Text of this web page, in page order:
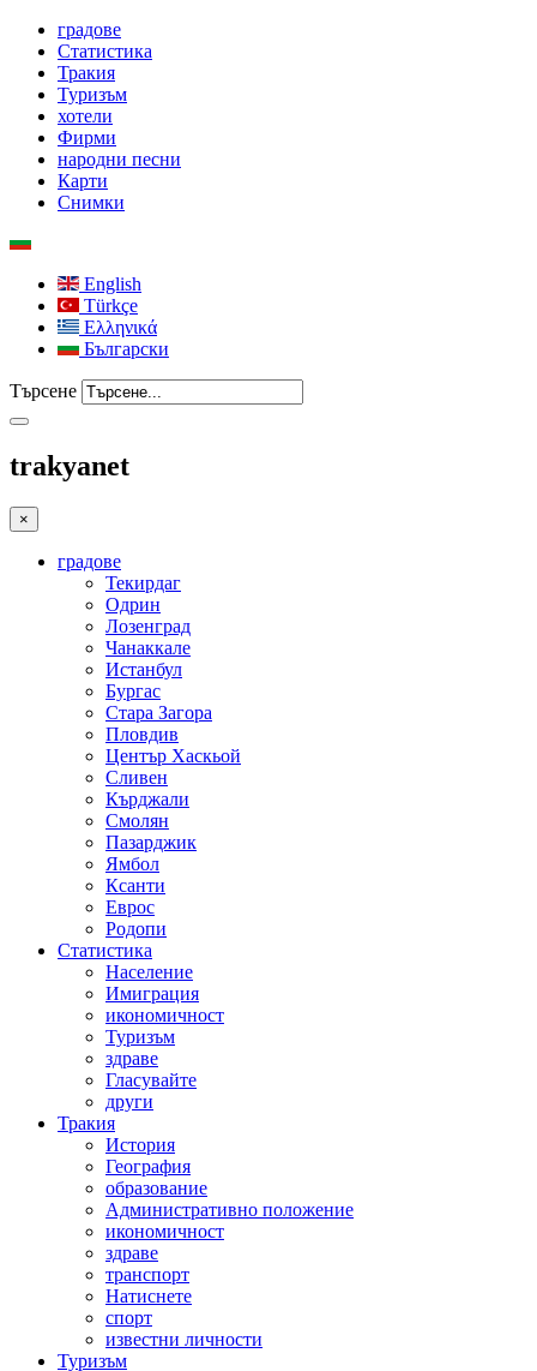
градове
Статистика
Тракия
Туризъм
хотели
Фирми
народни песни
Карти
Снимки
English
Türkçe
Ελληνικά
Български
Търсене
trakyanet
×
градове
Текирдаг
Одрин
Лозенград
Чанаккале
Истанбул
Бургас
Стара Загора
Пловдив
Център Хаскьой
Сливен
Кърджали
Смолян
Пазарджик
Ямбол
Ксанти
Еврос
Родопи
Статистика
Население
Имиграция
икономичност
Туризъм
здраве
Гласувайте
други
Тракия
История
География
образование
Административно положение
икономичност
здраве
транспорт
Натиснете
спорт
известни личности
Туризъм